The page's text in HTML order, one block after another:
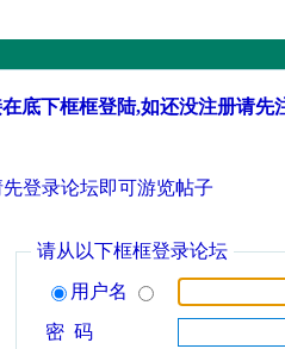
底下框框登陆,如还没注册请先
登录论坛即可游览帖子
请从以下框框登录论坛
用户名
密 码